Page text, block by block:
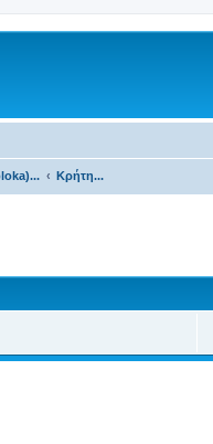
Κρήτη...